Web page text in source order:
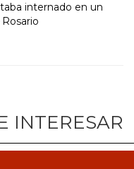
internado en un
INTERESAR